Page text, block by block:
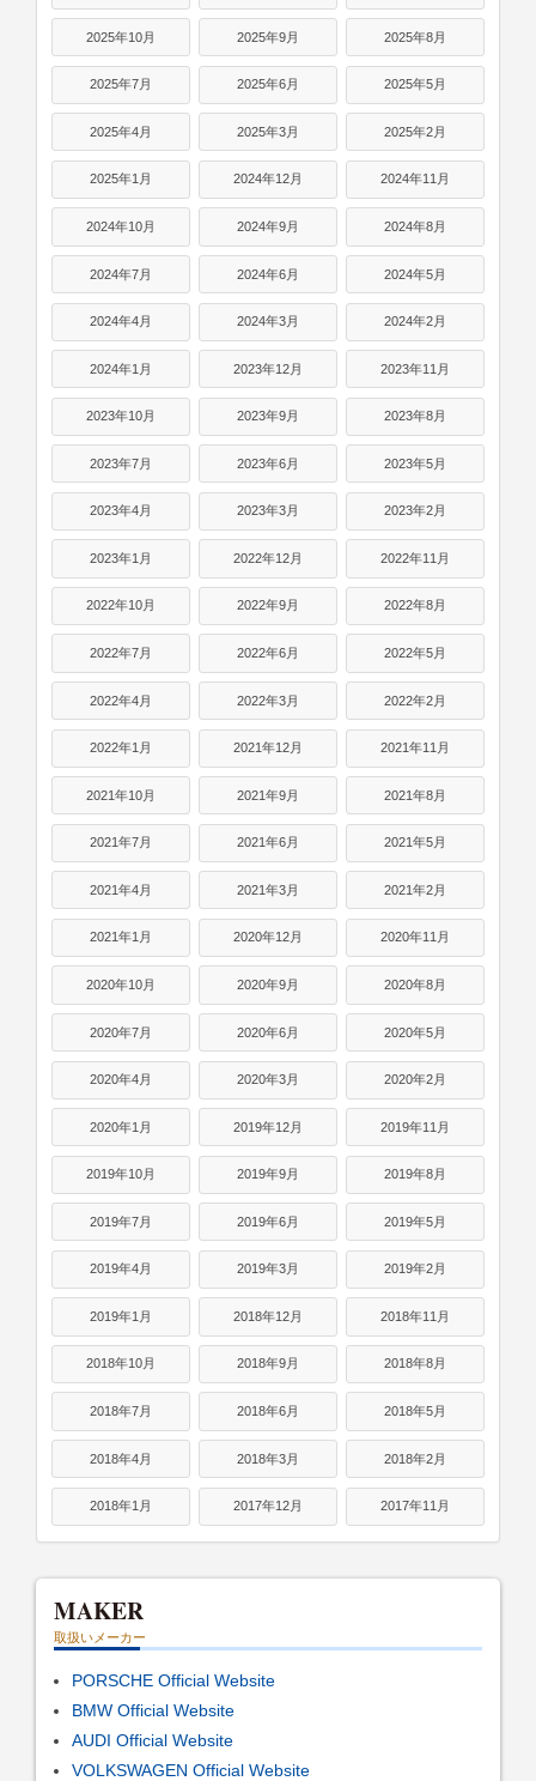
2025年10月 2025年9月 2025年8月
2025年7月 2025年6月 2025年5月
2025年4月 2025年3月 2025年2月
2025年1月 2024年12月 2024年11月
2024年10月 2024年9月 2024年8月
2024年7月 2024年6月 2024年5月
2024年4月 2024年3月 2024年2月
2024年1月 2023年12月 2023年11月
2023年10月 2023年9月 2023年8月
2023年7月 2023年6月 2023年5月
2023年4月 2023年3月 2023年2月
2023年1月 2022年12月 2022年11月
2022年10月 2022年9月 2022年8月
2022年7月 2022年6月 2022年5月
2022年4月 2022年3月 2022年2月
2022年1月 2021年12月 2021年11月
2021年10月 2021年9月 2021年8月
2021年7月 2021年6月 2021年5月
2021年4月 2021年3月 2021年2月
2021年1月 2020年12月 2020年11月
2020年10月 2020年9月 2020年8月
2020年7月 2020年6月 2020年5月
2020年4月 2020年3月 2020年2月
2020年1月 2019年12月 2019年11月
2019年10月 2019年9月 2019年8月
2019年7月 2019年6月 2019年5月
2019年4月 2019年3月 2019年2月
2019年1月 2018年12月 2018年11月
2018年10月 2018年9月 2018年8月
2018年7月 2018年6月 2018年5月
2018年4月 2018年3月 2018年2月
2018年1月 2017年12月 2017年11月
MAKER
取扱いメーカー
PORSCHE Official Website
BMW Official Website
AUDI Official Website
VOLKSWAGEN Official Website